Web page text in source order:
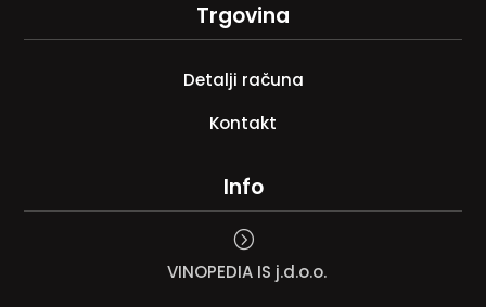
Trgovina
Detalji računa
Kontakt
Info
=
VINOPEDIA IS j.d.o.o.